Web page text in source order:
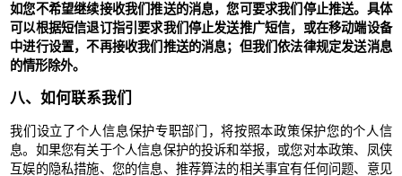
如您不希望继续接收我们推送的消息，您可要求我们停止推送。具体
可以根据短信退订指引要求我们停止发送推广短信，或在移动端设备
中进行设置，不再接收我们推送的消息；但我们依法律规定发送消息
的情形除外。
八、如何联系我们
我们设立了个人信息保护专职部门，将按照本政策保护您的个人信
息。如果您有关于个人信息保护的投诉和举报，或您对本政策、凤侠
互娱的隐私措施、您的信息、推荐算法的相关事宜有任何问题、意见